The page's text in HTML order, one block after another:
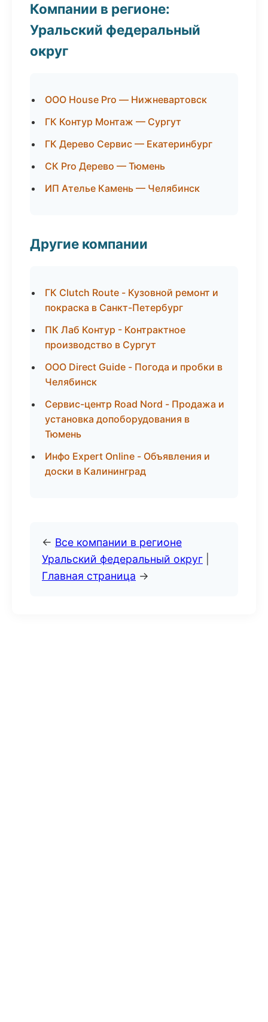
Компании в регионе:
Уральский федеральный
округ
ООО House Pro — Нижневартовск
ГК Контур Монтаж — Сургут
ГК Дерево Сервис — Екатеринбург
СК Pro Дерево — Тюмень
ИП Ателье Камень — Челябинск
Другие компании
ГК Clutch Route - Кузовной ремонт и
покраска в Санкт-Петербург
ПК Лаб Контур - Контрактное
производство в Сургут
ООО Direct Guide - Погода и пробки в
Челябинск
Сервис-центр Road Nord - Продажа и
установка допоборудования в
Тюмень
Инфо Expert Online - Объявления и
доски в Калининград
← Все компании в регионе
Уральский федеральный округ
Главная страница →